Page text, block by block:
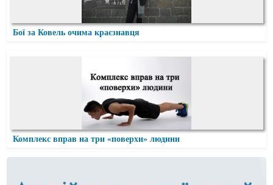
Бої за Ковель очима краєзнавця
Комплекс вправ на три «поверхи» людини